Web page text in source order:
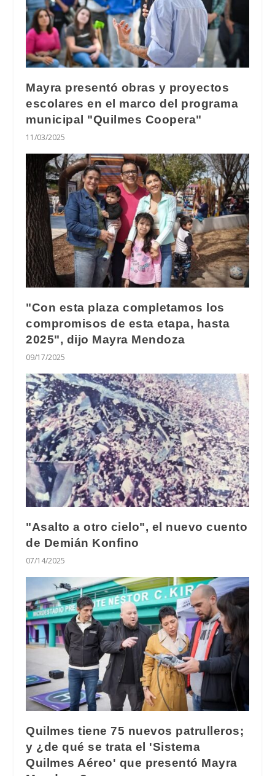
Mayra presentó obras y proyectos
escolares en el marco del programa
municipal "Quilmes Coopera"
11/03/2025
"Con esta plaza completamos los
compromisos de esta etapa, hasta
2025", dijo Mayra Mendoza
09/17/2025
"Asalto a otro cielo", el nuevo cuento
de Demián Konfino
07/14/2025
Quilmes tiene 75 nuevos patrulleros;
y ¿de qué se trata el 'Sistema
Quilmes Aéreo' que presentó Mayra